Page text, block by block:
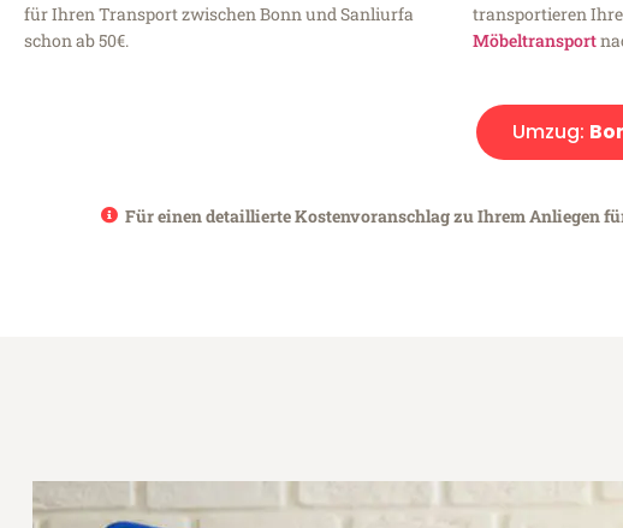
für Ihren Transport zwischen Bonn und Sanliurfa
schon ab 50€.
transportieren
Möbeltransport
Umzug:
Für einen detaillierte Kostenvoranschlag zu Ihrem Anliegen